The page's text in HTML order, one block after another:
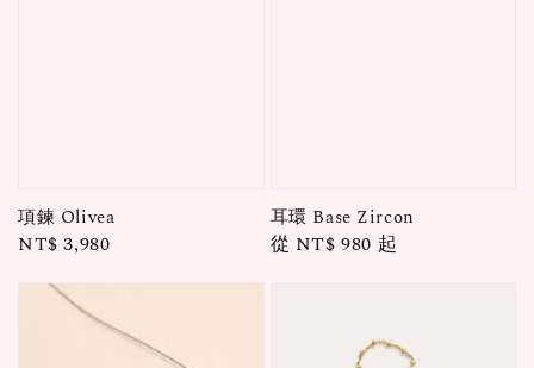
項鍊 Olivea
Regular
NT$ 3,980
耳環 Base Zircon
Regular
從 NT$ 980 起